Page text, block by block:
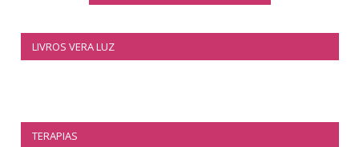
LIVROS VERA LUZ
TERAPIAS